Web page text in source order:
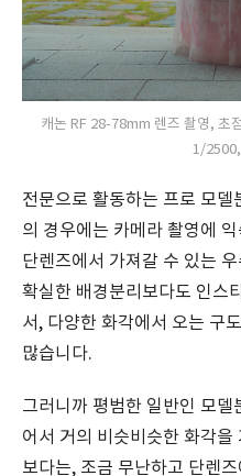
캐논 RF 28-78mm 렌즈 촬영, 초
1/
전문으로 활동하는 프로 모
의 경우에는 카메라 촬영에
단렌즈에서 가져갈 수 있는
확실한 배경분리보다도 인스
서, 다양한 화각에서 오는 구
많습니다.
그러니까 평범한 일반인 모델
어서 거의 비슷비슷한 화각을
보다는, 조금 무난하고 단렌